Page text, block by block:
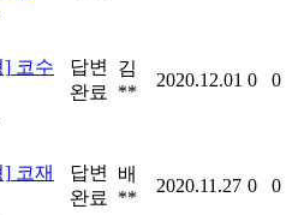
] 코수
답변
완료
김
**
2020.12.01 0 0
] 코재
답변
완료
배
**
2020.11.27 0 0